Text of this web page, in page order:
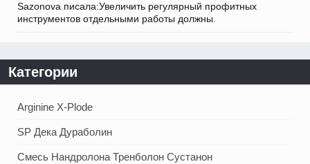
Sazonova писала:Увеличить регулярный профитных
инструментов отдельными работы должны.
Категории
Arginine X-Plode
SP Дека Дураболин
Смесь Нандролона Тренболон Сустанон